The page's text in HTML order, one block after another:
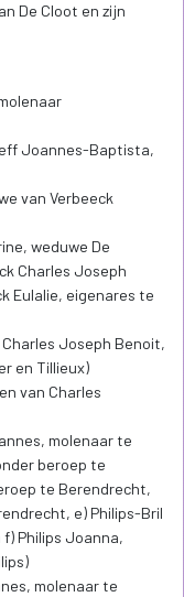
De Cloot en zijn
Joannes-Baptista,
van Verbeeck
weduwe De
Charles Joseph
Eulalie, eigenares te
Joseph Benoit,
en Tillieux)
van Charles
molenaar te
beroep te
te Berendrecht,
e) Philips-Bril
Philips Joanna,
molenaar te